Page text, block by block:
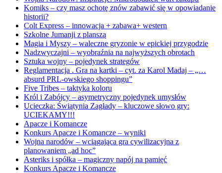
Komiks – czy masz ochotę znów zabawić się w opowiadanie
historii?
Colt Express – innowacja + zabawa+ western
Szkolne Jumanji z planszą
Magia i Myszy – waleczne gryzonie w epickiej przygodzie
Nadzwyczajni – wyobraźnia na najwyższych obrotach
Sztuka wojny – pojedynek strategów
Reglamentacja . Gra na kartki – cyt. za Karol Madaj – „…
absurd PRL-owskiego shoppingu”
Five Tribes – taktyka koloru
Król i Zabójcy – asymetryczny pojedynek umysłów
Ucieczka: Świątynia Zagłady – kluczowe słowo gry:
UCIEKAMY!!!
Apacze i Komancze
Konkurs Apacze i Komancze – wyniki
Wojna narodów – wciągająca gra cywilizacyjna z
planowaniem „ad hoc”
Asteriks i spółka – magiczny napój na pamięć
Konkurs Apacze i Komancze